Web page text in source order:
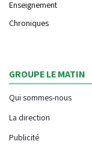
Enseignement
Chroniques
GROUPE LE MATIN
Qui sommes-nous
La direction
Publicité